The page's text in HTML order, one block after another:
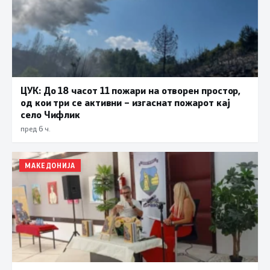
ЦУК: До 18 часот 11 пожари на отворен простор,
од кои три се активни – изгаснат пожарот кај
село Чифлик
пред 6 ч.
МАКЕДОНИЈА